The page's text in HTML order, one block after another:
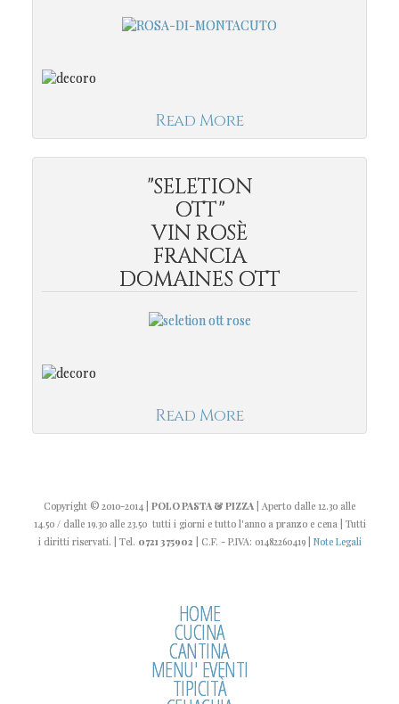
Read More
"SELETION
OTT"
VIN ROSÈ
FRANCIA
DOMAINES OTT
Read More
Copyright © 2010-2014 | POLO PASTA & PIZZA | Aperto dalle 12.30 alle
14.50 / dalle 19.30 alle 23.50 tutti i giorni e tutto l'anno a pranzo e cena | Tutti
i diritti riservati. | Tel. 0721 375902 | C.F. - P.IVA: 01482260419 | Note Legali
HOME
CUCINA
CANTINA
MENU' EVENTI
TIPICITÀ